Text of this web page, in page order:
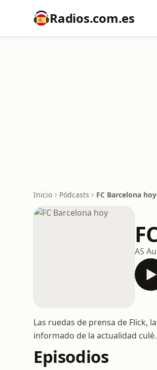
Radios.com.es
Inicio Pódcasts FC Barcelona hoy
AS
Las ruedas de prensa de Flick,
informado de la actualidad culé.
Episodios